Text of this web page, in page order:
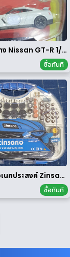
รถเหล็กล้อยาง Nissan GT-R 1/64
ซื้อทันที
เครื่องเจียรอเนกประสงค์ Zinsano รุ่น MG135E [ มือสอง ]
ซื้อทันที